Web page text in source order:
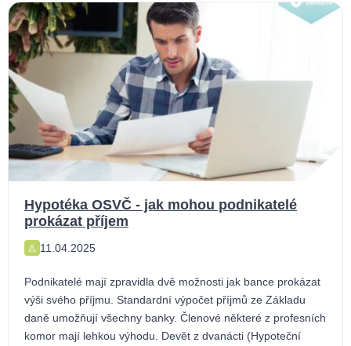
Hypotéka OSVČ - jak mohou podnikatelé
prokázat příjem
11.04.2025
Podnikatelé mají zpravidla dvě možnosti jak bance prokázat
výši svého příjmu. Standardní výpočet příjmů ze Základu
daně umožňují všechny banky. Členové některé z profesních
komor mají lehkou výhodu. Devět z dvanácti (Hypoteční